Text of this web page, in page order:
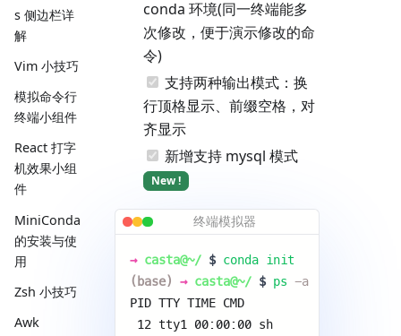
s 侧边栏详
解
Vim 小技巧
模拟命令行
终端小组件
React 打字
机效果小组
件
MiniConda
的安装与使
用
Zsh 小技巧
Awk
conda 环境(同一终端能多
次修改，便于演示修改的命
令)
支持两种输出模式：换
行顶格显示、前缀空格，对
齐显示
新增支持 mysql 模式
New !
终端模拟器
→ casta@~/ $ conda init
(base) → casta@~/ $ ps -a
PID TTY TIME CMD
12 tty1 00:00:00 sh